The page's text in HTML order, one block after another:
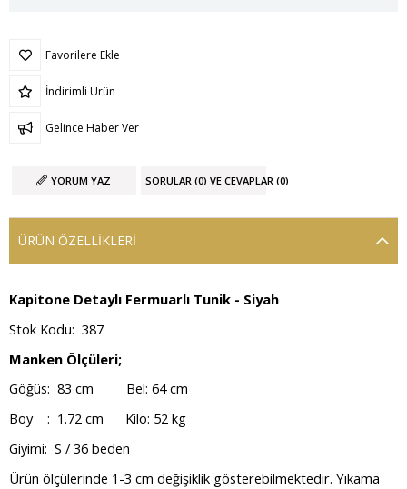
Favorilere Ekle
İndirimli Ürün
Gelince Haber Ver
YORUM YAZ SORULAR (0) VE CEVAPLAR (0)
ÜRÜN ÖZELLIKLERI
Kapitone Detaylı Fermuarlı Tunik - Siyah
Stok Kodu: 387
Manken Ölçüleri;
Göğüs: 83 cm Bel: 64 cm
Boy : 1.72 cm Kilo: 52 kg
Giyimi: S / 36 beden
Ürün ölçülerinde 1-3 cm değişiklik gösterebilmektedir. Yıkama